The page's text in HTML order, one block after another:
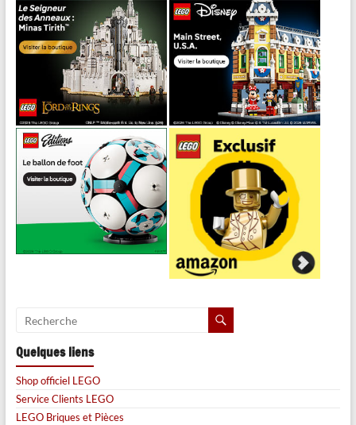
Quelques liens
Shop officiel LEGO
Service Clients LEGO
LEGO Briques et Pièces